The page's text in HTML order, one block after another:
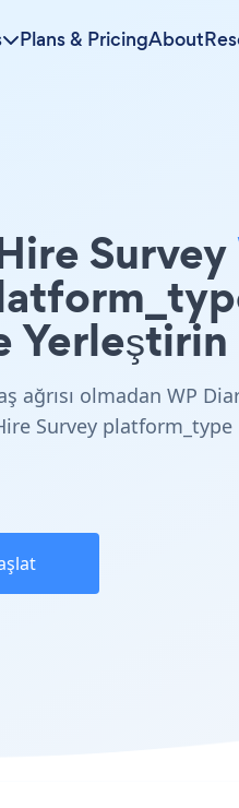
Plans & PricingAbout
Survey
Yerleştirin
ağrısı olmadan WP
Survey platform_type